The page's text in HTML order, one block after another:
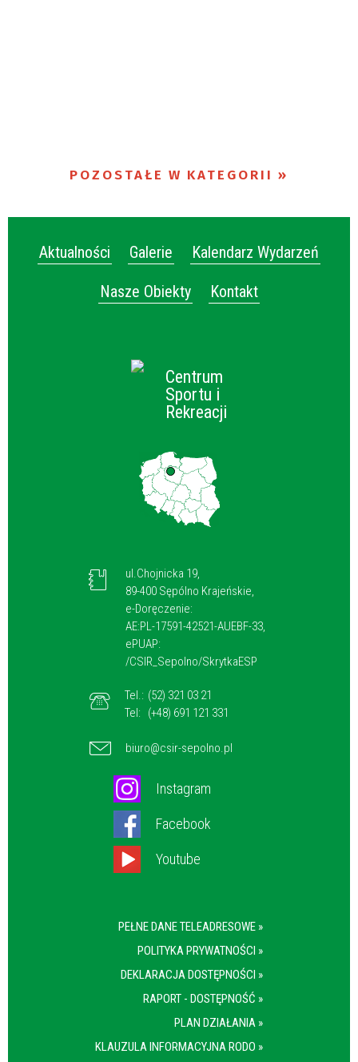
POZOSTAŁE W KATEGORII
Aktualności Galerie Kalendarz Wydarzeń
Nasze Obiekty Kontakt
Centrum
Sportu i
Rekreacji
ul.Chojnicka 19,
89-400 Sępólno Krajeńskie,
e-Doręczenie:
AE:PL-17591-42521-AUEBF-33,
ePUAP:
/CSIR_Sepolno/SkrytkaESP
Tel.: (52) 321 03 21
Tel:
(+48) 691 121 331
biuro@csir-sepolno.pl
Instagram
Facebook
Youtube
PEŁNE DANE TELEADRESOWE »
POLITYKA PRYWATNOŚCI »
DEKLARACJA DOSTĘPNOŚCI »
RAPORT - DOSTĘPNOŚĆ »
PLAN DZIAŁANIA »
KLAUZULA INFORMACYJNA RODO »